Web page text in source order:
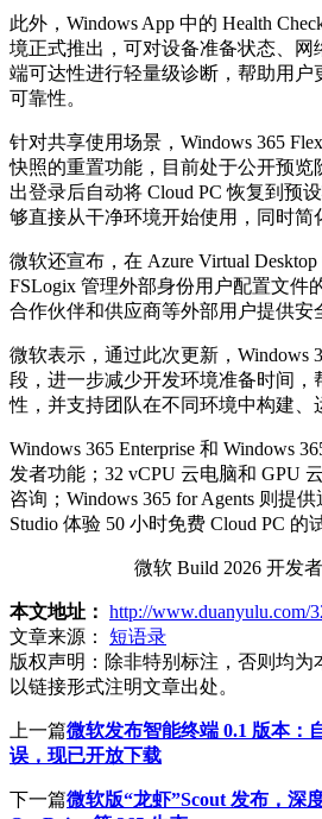
此外，Windows App 中的 Health
境正式推出，可对设备准备状态、网
端可达性进行轻量级诊断，帮助用户
可靠性。
针对共享使用场景，Windows 365
快照的重置功能，目前处于公开预览
出登录后自动将 Cloud PC 恢复到预
够直接从干净环境开始使用，同时简
微软还宣布，在 Azure Virtual
FSLogix 管理外部身份用户配置文件
合作伙伴和供应商等外部用户提供安
微软表示，通过此次更新，Windows
段，进一步减少开发环境准备时间，
性，并支持团队在不同环境中构建、
Windows 365 Enterprise 和 Windows
发者功能；32 vCPU 云电脑和 GPU
咨询；Windows 365 for Agents 则提
Studio 体验 50 小时免费 Cloud PC 的
微软 Build 2026 开发
本文地址： http://www.duanyulu.com/
文章来源：
短语录
版权声明： 除非特别标注，否则均
以链接形式注明文章出处。
上一篇微软发布智能终端 0.1 版本：
误，现已开放下载
下一篇微软版“龙虾”Scout 发布，深